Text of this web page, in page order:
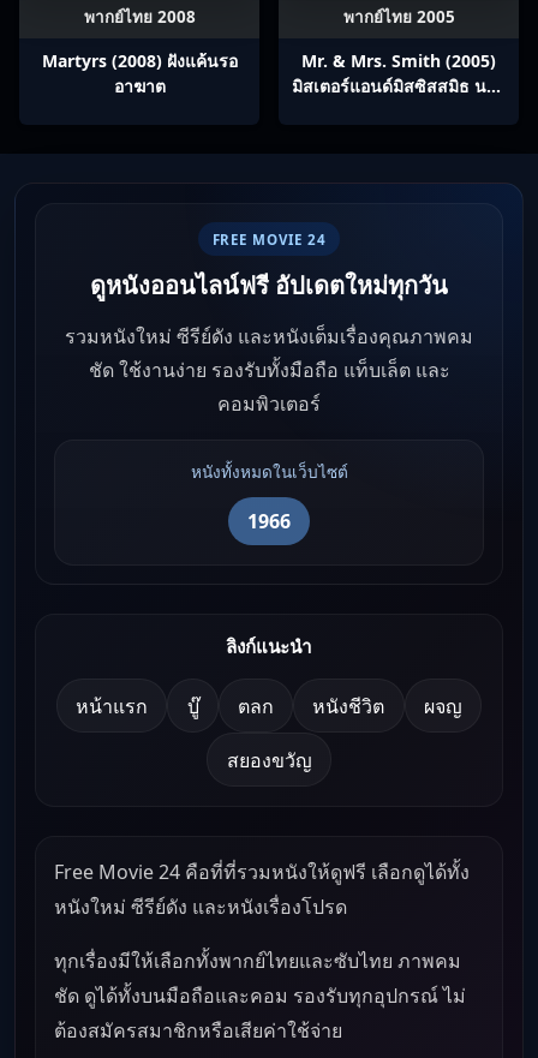
พากย์ไทย 2008
Martyrs (2008) ฝังแค้นรอ
อาฆาต
พากย์ไทย 2005
Mr. & Mrs. Smith (2005)
มิสเตอร์แอนด์มิสซิสสมิธ นาย
FREE MOVIE 24
ดูหนังออนไลน์ฟรี อัปเดตใหม่ทุกวัน
รวมหนังใหม่ ซีรีย์ดัง และหนังเต็มเรื่องคุณภาพคม
ชัด ใช้งานง่าย รองรับทั้งมือถือ แท็บเล็ต และ
คอมพิวเตอร์
หนังทั้งหมดในเว็บไซต์
1966
ลิงก์แนะนำ
หน้าแรก บู๊ ตลก หนังชีวิต ผจญ
สยองขวัญ
Free Movie 24 คือที่ที่รวมหนังให้ดูฟรี เลือกดูได้ทั้ง
หนังใหม่ ซีรีย์ดัง และหนังเรื่องโปรด
ทุกเรื่องมีให้เลือกทั้งพากย์ไทยและซับไทย ภาพคม
ชัด ดูได้ทั้งบนมือถือและคอม รองรับทุกอุปกรณ์ ไม่
ต้องสมัครสมาชิกหรือเสียค่าใช้จ่าย